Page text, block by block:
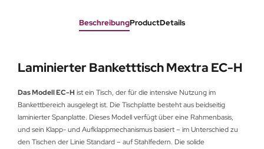
BeschreibungProductDetails
Laminierter Banketttisch Mextra EC-H
Das Modell EC-H ist ein Tisch, der für die intensive Nutzung im
Bankettbereich ausgelegt ist. Die Tischplatte besteht aus beidseitig
laminierter Spanplatte. Dieses Modell verfügt über eine Rahmenbasis,
und sein Klapp- und Aufklappmechanismus basiert – im Unterschied zu
den Tischen der Linie Standard – auf Stahlfedern. Die solide